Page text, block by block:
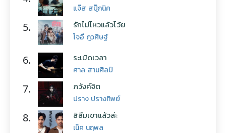
แจ๊ส สปุ๊กนิค
5. รักไม่ไหวแล้วโว้ย
โจอี้ ภูวศิษฐ์
6. ระเบิดเวลา
ศาล สานศิลป์
7. ภวังค์จิต
ปราง ปรางทิพย์
8. สิลืมเขาแล้วล่ะ
เน็ค นฤพล